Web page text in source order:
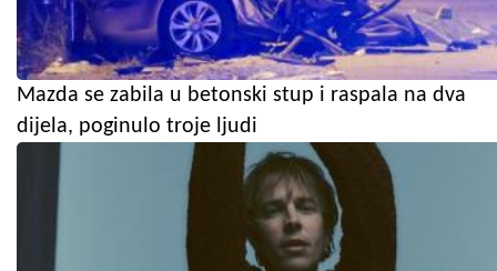
Mazda se zabila u betonski stup i raspala na dva
dijela, poginulo troje ljudi